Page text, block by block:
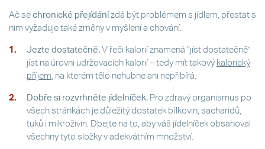
Ač se chronické přejídání zdá být problémem s jídlem, přestat s
nim vyžaduje také změny v myšlení a chování.
Jezte dostatečně. V řeči kalorií znamená “jíst dostatečně”
jíst na úrovni udržovacích kalorií – tedy mít takový kalorický
příjem, na kterém tělo nehubne ani nepřibírá.
Dobře si rozvrhněte jídelníček. Pro zdravý organismus po
všech stránkách je důležitý dostatek bílkovin, sacharidů,
tuků i mikroživin. Dbejte na to, aby váš jídelníček obsahoval
všechny tyto složky v adekvátním množství.